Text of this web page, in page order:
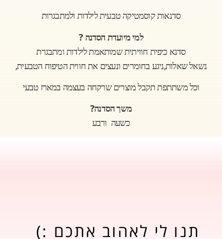
סדנאות קוסמטיקה טבעית לילדות ולמתבגרות
למי מיועדת הסדנה ?
סדנא כיפית חוויתית שמותאמת לילדות ומתבגרת
נשאל שאלות,ניגע בחומרים ונעצים את חווית הטיפוח הטבעית,
וכל משתתפת תקבל מוצרים שרקחה בעצמה במארז טבעי
משך הסדנה?
כשעה ורבע
תנו לי לאהוב אתכם :)